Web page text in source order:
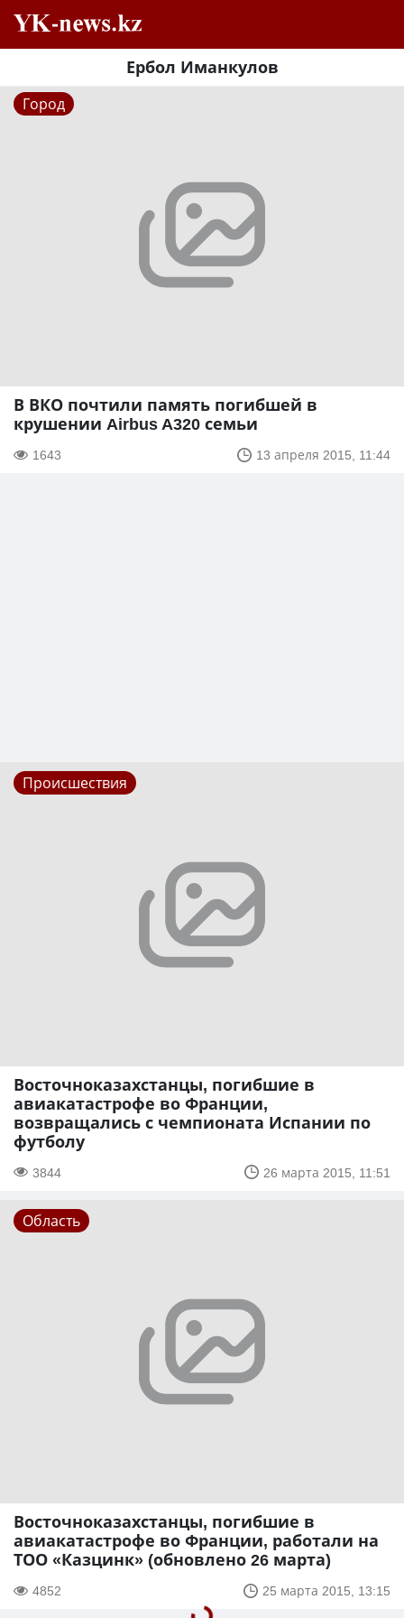
Ербол Иманкулов
Город
В ВКО почтили память погибшей в
крушении Airbus A320 семьи
1643 13 апреля 2015, 11:44
Происшествия
Восточноказахстанцы, погибшие в
авиакатастрофе во Франции,
возвращались с чемпионата Испании по
футболу
3844 26 марта 2015, 11:51
Область
Восточноказахстанцы, погибшие в
авиакатастрофе во Франции, работали на
ТОО «Казцинк» (обновлено 26 марта)
4852 25 марта 2015, 13:15